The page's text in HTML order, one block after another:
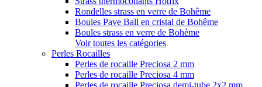
Rondelles strass en verre de Bohême
Boules Pave Ball en cristal de Bohême
Boules strass en verre de Bohème
Voir toutes les catégories
Perles Rocailles
Perles de rocaille Preciosa 2 mm
Perles de rocaille Preciosa 4 mm
Perles de rocaille Preciosa demi-tube 2x2 mm